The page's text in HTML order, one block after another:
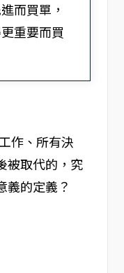
而買單，
重要而買
作、所有決
被取代的，究
義的定義？